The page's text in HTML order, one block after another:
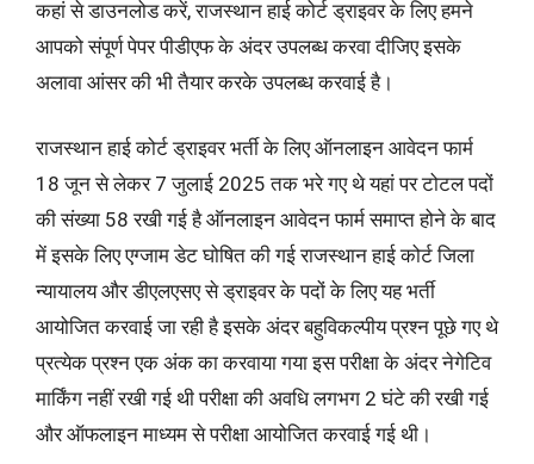
कहां से डाउनलोड करें, राजस्थान हाई कोर्ट ड्राइवर के लिए हमने
आपको संपूर्ण पेपर पीडीएफ के अंदर उपलब्ध करवा दीजिए इसके
अलावा आंसर की भी तैयार करके उपलब्ध करवाई है।
राजस्थान हाई कोर्ट ड्राइवर भर्ती के लिए ऑनलाइन आवेदन फार्म
18 जून से लेकर 7 जुलाई 2025 तक भरे गए थे यहां पर टोटल पदों
की संख्या 58 रखी गई है ऑनलाइन आवेदन फार्म समाप्त होने के बाद
में इसके लिए एग्जाम डेट घोषित की गई राजस्थान हाई कोर्ट जिला
न्यायालय और डीएलएसए से ड्राइवर के पदों के लिए यह भर्ती
आयोजित करवाई जा रही है इसके अंदर बहुविकल्पीय प्रश्न पूछे गए थे
प्रत्येक प्रश्न एक अंक का करवाया गया इस परीक्षा के अंदर नेगेटिव
मार्किंग नहीं रखी गई थी परीक्षा की अवधि लगभग 2 घंटे की रखी गई
और ऑफलाइन माध्यम से परीक्षा आयोजित करवाई गई थी।